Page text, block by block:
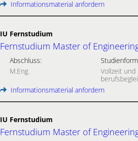
Informationsmaterial anfordern
IU Fernstudium
Fernstudium Master of
Abschluss:
M.Eng.
Vollzeit und
Informationsmaterial anfordern
IU Fernstudium
Fernstudium Master of